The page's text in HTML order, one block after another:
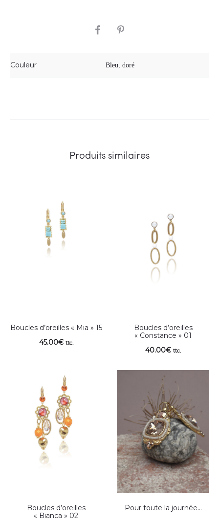
SHARE
Couleur Bleu, doré
Produits similaires
Boucles d’oreilles « Mia » 15
45.00€ ttc.
Boucles d’oreilles
« Constance » 01
40.00€ ttc.
Boucles d’oreilles
« Bianca » 02
Pour toute la journée…